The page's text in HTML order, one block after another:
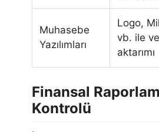
Muhasebe
Yazılımları
Logo,
vb. ile
aktarımı
Finansal
Kontrolü